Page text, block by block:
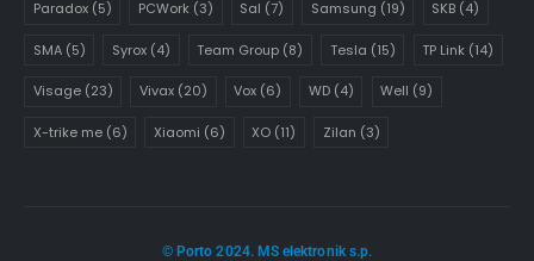
Paradox(5) PCWork (3) Sal (7) Samsung (19) SKB (4)
SMA(5) Syrox (4) Team Group (8) Tesla (15) TP Link (14)
Visage(23) Vivax (20) Vox (6) WD(4) Well (9)
X-trike me(6) Xiaomi (6) XO (11) Zilan (3)
© Porto 2024. MS elektronik s.p.